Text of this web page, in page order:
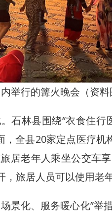
举行的篝火晚会（资料
林县围绕“衣食住行
，全县20家定点医疗
居老年人乘坐公交车
，旅居人员可以使用
化、服务暖心化”举